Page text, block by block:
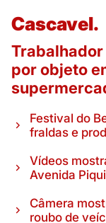
Cascavel.
por objeto
Festival do
fraldas e
Vídeos
Avenida
Câmera
roubo de